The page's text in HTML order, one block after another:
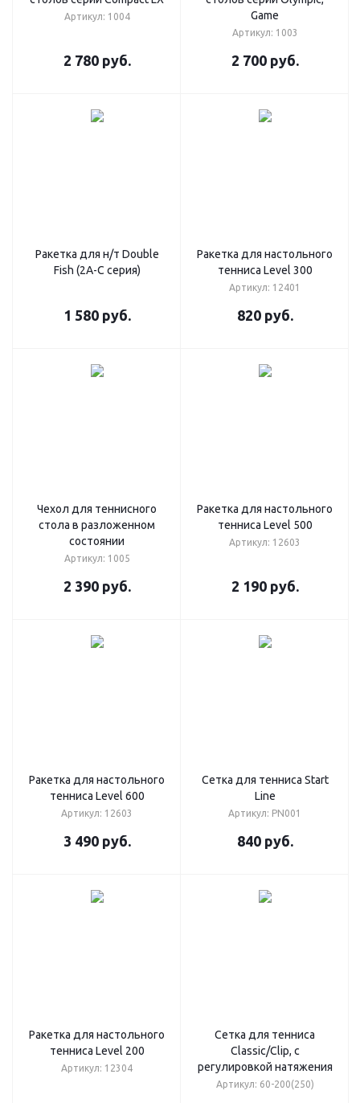
Артикул: 1004
2 780руб.
Game
Артикул: 1003
2 700руб.
Ракетка для н/т Double
Fish (2А-С серия)
1 580руб.
Ракетка для настольного
тенниса Level 300
Артикул: 12401
820руб.
Чехол для теннисного
стола в разложенном
состоянии
Артикул: 1005
2 390руб.
Ракетка для настольного
тенниса Level 500
Артикул: 12603
2 190руб.
Ракетка для настольного
тенниса Level 600
Артикул: 12603
3 490руб.
Cетка для тенниса Start
Line
Артикул: PN001
840руб.
Ракетка для настольного
тенниса Level 200
Артикул: 12304
Cетка для тенниса
Classic/Clip, с
регулировкой натяжения
Артикул: 60-200(250)